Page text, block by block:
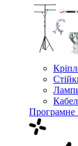
Програмне